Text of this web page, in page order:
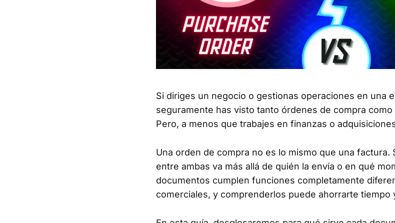
Si diriges un negocio o gestionas operaciones en una
seguramente has visto tanto órdenes de compra
Pero, a menos que trabajes en finanzas o
Una orden de compra no es lo mismo que una factura.
entre ambas va más allá de quién la envía o en qué
documentos cumplen funciones completamente
comerciales, y comprenderlos puede ahorrarte tiempo